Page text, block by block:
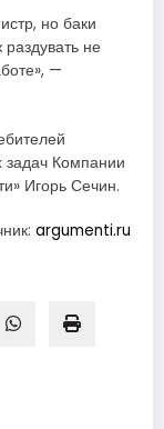
но баки
не
—
Компании
Игорь Сечин.
argumenti.ru